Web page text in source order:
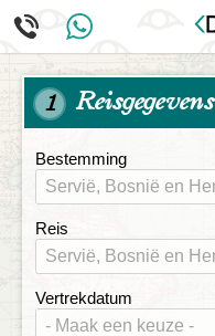
1 Reisgegevens
Bestemming
Reis
Vertrekdatum